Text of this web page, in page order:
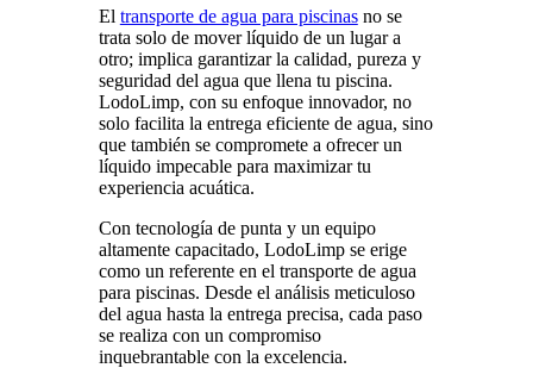
El transporte de agua para piscinasno se
trata solo de mover líquido de un lugar a
otro; implica garantizar la calidad, pureza y
seguridad del agua que llena tu piscina.
LodoLimp, con su enfoque innovador, no
solo facilita la entrega eficiente de agua, sino
que también se compromete a ofrecer un
líquido impecable para maximizar tu
experiencia acuática.
Con tecnología de punta y un equipo
altamente capacitado, LodoLimp se erige
como un referente en el transporte de agua
para piscinas. Desde el análisis meticuloso
del agua hasta la entrega precisa, cada paso
se realiza con un compromiso
inquebrantable con la excelencia.